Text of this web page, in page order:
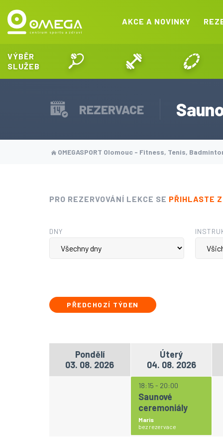
AKCE A NOVINKY
VÝBĚR
SLUŽEB
REZERVACE
OMEGASPORT Olomouc - Fitness, Tenis,
PRO REZERVOVÁNÍ LEKCE SE PŘIHLASTE
DNY
PŘEDCHOZÍ TÝDEN
Pondělí
03. 08. 2026
Úterý
04. 08. 2026
18:15 - 20:00
Saunové
ceremoniály
Maris
bez rezervace